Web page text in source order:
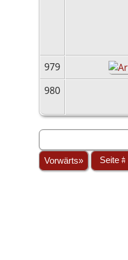
979
980
Vorwärts»